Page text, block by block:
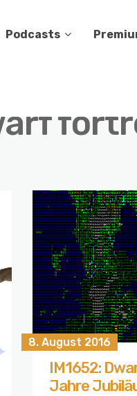
Podcasts
8. August 2016
IM1652:
Jahre